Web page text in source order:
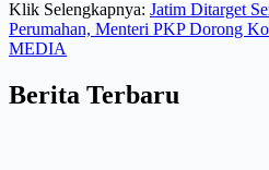
Klik Selengkapnya: Jatim Ditarget
Perumahan, Menteri PKP Dorong
MEDIA
Berita Terbaru